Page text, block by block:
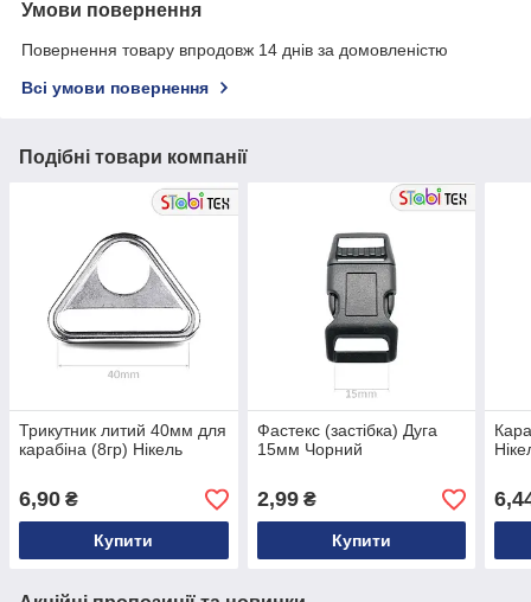
Умови повернення
Повернення товару впродовж 14 днів за домовленістю
Всі умови повернення
Подібні товари компанії
Трикутник литий 40мм для
карабіна (8гр) Нікель
6,90 ₴
Купити
Фастекс (застібка) Дуга
15мм Чорний
2,99₴
Купити